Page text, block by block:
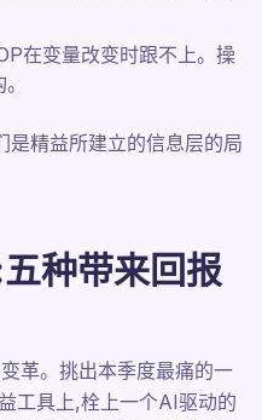
在变量改变时跟不上。操
是精益所建立的信息层的局
种带来回报
革。挑出本季度最痛的一
工具上,栓上一个AI驱动的